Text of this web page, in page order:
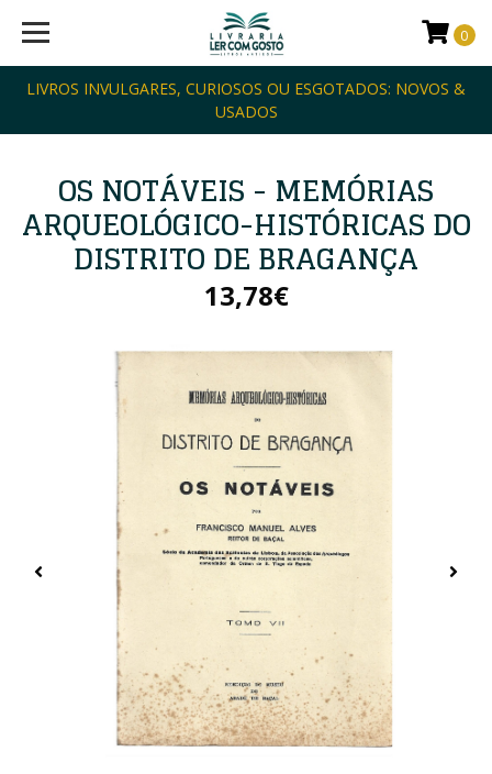
LIVROS INVULGARES, CURIOSOS OU ESGOTADOS: NOVOS &
USADOS
0
OS NOTÁVEIS - MEMÓRIAS
ARQUEOLÓGICO-HISTÓRICAS DO
DISTRITO DE BRAGANÇA
13,78€